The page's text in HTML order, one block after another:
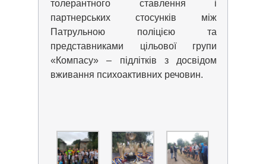
толерантного ставлення і
партнерських стосунків між
Патрульною поліцією та
представниками цільової групи
«Компасу» – підлітків з досвідом
вживання психоактивних речовин.